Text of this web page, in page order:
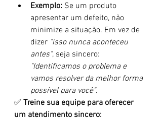
Exemplo: Se um produto
apresentar um defeito, não
minimize a situação. Em vez de
dizer "isso nunca aconteceu
antes", seja sincero:
"Identificamos o problema e
vamos resolver da melhor forma
possível para você".
✅ Treine sua equipe para oferecer
um atendimento sincero: